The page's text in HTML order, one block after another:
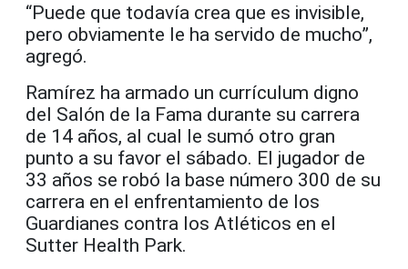
“Puede que todavía crea que es invisible,
pero obviamente le ha servido de mucho”,
agregó.
Ramírez ha armado un currículum digno
del Salón de la Fama durante su carrera
de 14 años, al cual le sumó otro gran
punto a su favor el sábado. El jugador de
33 años se robó la base número 300 de su
carrera en el enfrentamiento de los
Guardianes contra los Atléticos en el
Sutter Health Park.